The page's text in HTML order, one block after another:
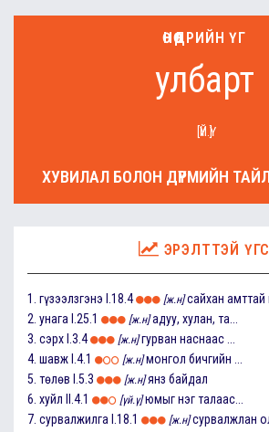
ӨНӨӨДРИЙН ҮГ
улбарт
[ҮЙ.Ү]
ХУВИЛАЛ БОЛОН ДҮРМИЙН
ЭРЭЛТТЭЙ ҮГС
1. гүзээлзгэнэ I.18.4 [ж.н] сайхан амттай
2. унага I.25.1 [ж.н] адуу, хулан, та...
3. сэрх I.3.4 [ж.н] гурван наснаас ...
4. шавж I.4.1 [ж.н] монгол бичгийн ...
5. төлөв I.5.3 [ж.н] янз байдал
6. хуйл II.4.1 [үй.ү] юмыг нэг талаас...
7. сурвалжилга I.18.1 [ж.н] сурвалжлан